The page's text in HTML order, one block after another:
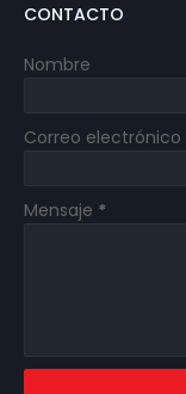
CONTACTO
Nombre
Correo electrónico
Mensaje *